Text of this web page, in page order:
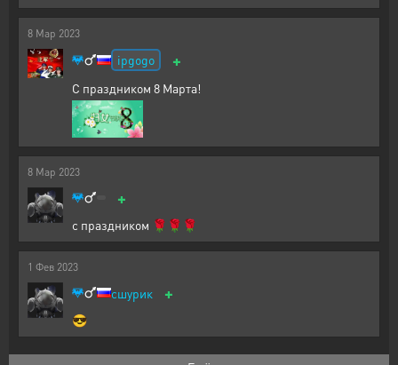
8 Мар 2023
ipgogo +
С праздником 8 Марта!
8 Мар 2023
+
с праздником 🌹🌹🌹
1 Фев 2023
сшурик +
😎